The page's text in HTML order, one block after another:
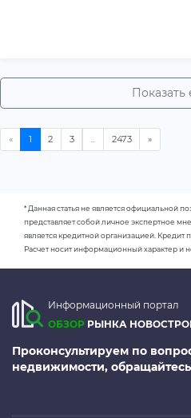
Показать
* Данная статья не является официальной
представляет собой личное экспертное
является кредитной организацией. Кредит
Расчет носит информационный характер и
Информационный портал
ОБЗОР РЫНКА
Проконсультируем по
недвижимости,